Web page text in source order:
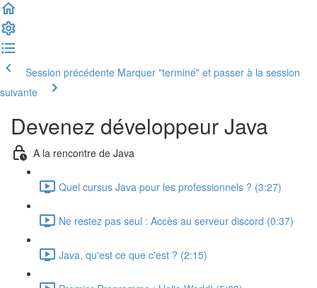
Session précédente Marquer "terminé" et passer à la session
suivante
Devenez développeur Java
A la rencontre de Java
Quel cursus Java pour les professionnels ? (3:27)
Ne restez pas seul : Accès au serveur discord (0:37)
Java, qu'est ce que c'est ? (2:15)